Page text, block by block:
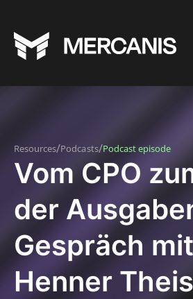
Resources/Podcasts/Podcast episode
Vom CPO
der
Gespräch
Henner